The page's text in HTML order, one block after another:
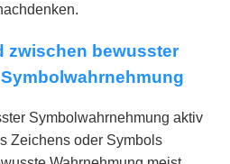
zwischen bewusster
Symbolwahrnehmung aktiv
Zeichens oder Symbols